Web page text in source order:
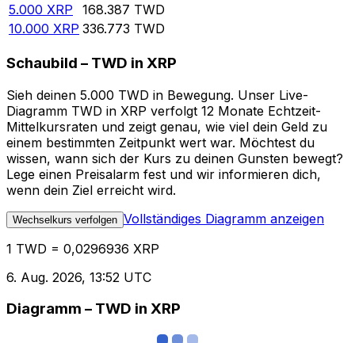
5.000 XRP 168.387 TWD
10.000 XRP 336.773 TWD
Schaubild – TWD in XRP
Sieh deinen 5.000 TWD in Bewegung. Unser Live-
Diagramm TWD in XRP verfolgt 12 Monate Echtzeit-
Mittelkursraten und zeigt genau, wie viel dein Geld zu
einem bestimmten Zeitpunkt wert war. Möchtest du
wissen, wann sich der Kurs zu deinen Gunsten bewegt?
Lege einen Preisalarm fest und wir informieren dich,
wenn dein Ziel erreicht wird.
Wechselkurs verfolgen Vollständiges Diagramm anzeigen
1 TWD = 0,0296936 XRP
6. Aug. 2026, 13:52 UTC
Diagramm – TWD in XRP